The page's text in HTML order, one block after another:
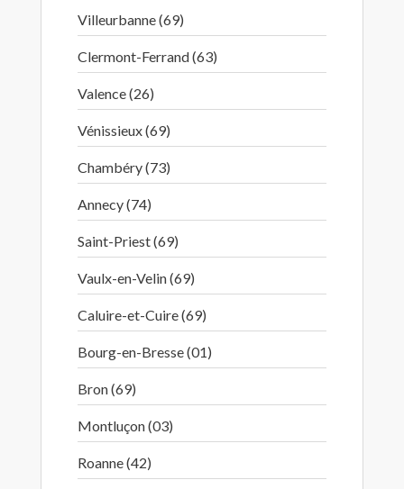
Villeurbanne (69)
Clermont-Ferrand (63)
Valence (26)
Vénissieux (69)
Chambéry (73)
Annecy (74)
Saint-Priest (69)
Vaulx-en-Velin (69)
Caluire-et-Cuire (69)
Bourg-en-Bresse (01)
Bron (69)
Montluçon (03)
Roanne (42)